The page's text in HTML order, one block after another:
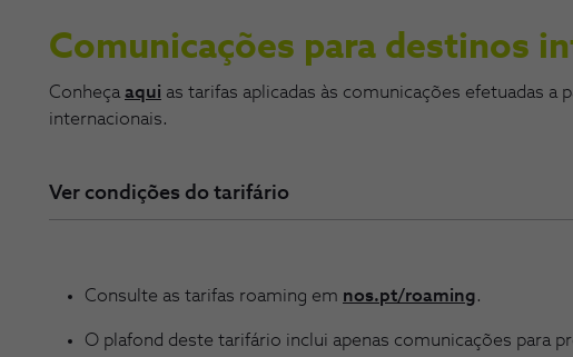
Comunicações para destinos
Conheça aqui as tarifas aplicadas às comunicações efetuadas
internacionais.
Ver condições do tarifário
Consulte as tarifas roaming em nos.pt/roaming.
O plafond deste tarifário inclui apenas comunicações para